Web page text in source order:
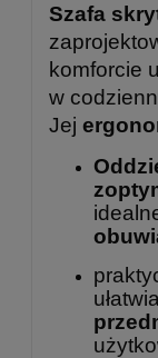
Szafa
komforcie
w
Jej